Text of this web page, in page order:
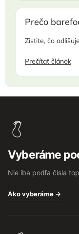
Prečo
Zistite, čo
Prečítať článok
Vyberáme
Nie iba podľa čísla
Ako vyberáme →